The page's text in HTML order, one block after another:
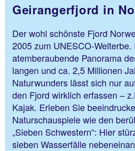
Geirangerfjord in
Der wohl schönste Fjord
2005 zum UNESCO-Welterbe.
atemberaubende Panorama
langen und ca. 2,5 Millionen
Naturwunders lässt sich nur
den Fjord wirklich erfassen –
Kajak. Erleben Sie
Naturschauspiele wie den
„Sieben Schwestern“: Hier
sieben Wasserfälle